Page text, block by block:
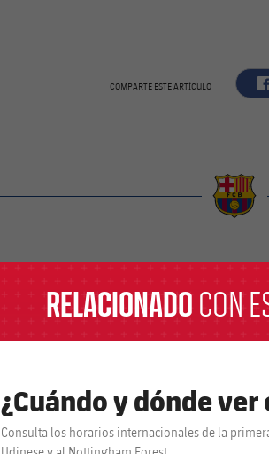
COMPARTE ESTE ARTÍCULO
RELACIONADO CON
¿Cuándo y dónde
Consulta los horarios internacionales de la